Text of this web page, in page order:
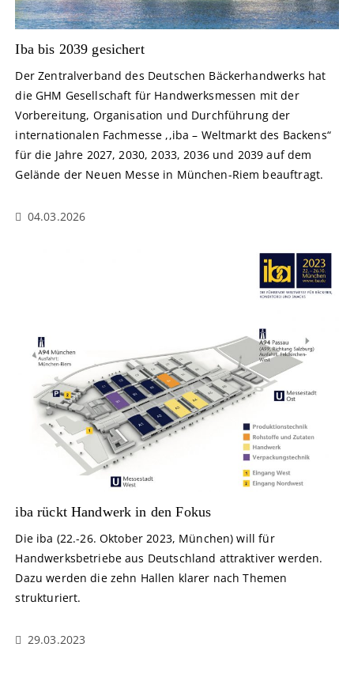
Iba bis 2039 gesichert
Der Zentralverband des Deutschen Bäckerhandwerks hat
die GHM Gesellschaft für Handwerksmessen mit der
Vorbereitung, Organisation und Durchführung der
internationalen Fachmesse ,,iba – Weltmarkt des Backens“
für die Jahre 2027, 2030, 2033, 2036 und 2039 auf dem
Gelände der Neuen Messe in München-Riem beauftragt.
04.03.2026
iba rückt Handwerk in den Fokus
Die iba (22.-26. Oktober 2023, München) will für
Handwerksbetriebe aus Deutschland attraktiver werden.
Dazu werden die zehn Hallen klarer nach Themen
strukturiert.
29.03.2023